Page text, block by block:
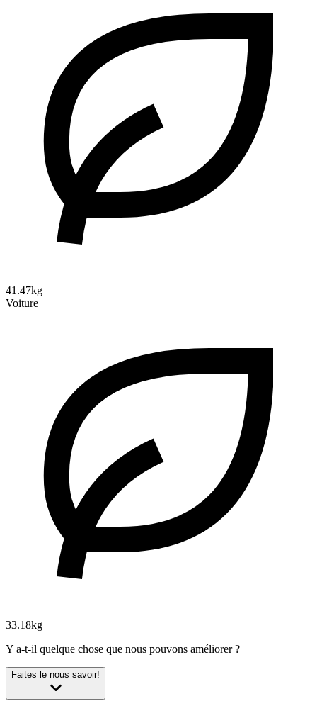
41.47kg
Voiture
33.18kg
Y a-t-il quelque chose que nous pouvons améliorer ?
Faites le nous savoir!